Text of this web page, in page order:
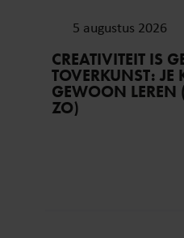
5 augustus 2026
CREATIVITEIT IS
TOVERKUNST: JE
GEWOON LEREN
ZO)